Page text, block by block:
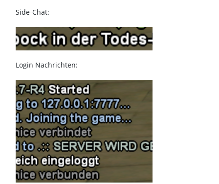
Side-Chat:
Login Nachrichten: